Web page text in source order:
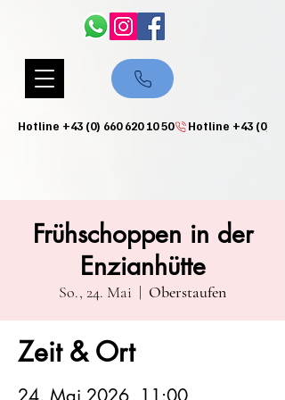
Hotline +43 (0) 660 620 10 50
Frühschoppen in der
Enzianhütte
So., 24. Mai
  |
Oberstaufen
Zeit & Ort